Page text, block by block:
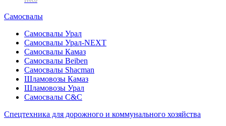
Самосвалы
Самосвалы Урал
Самосвалы Урал-NEXT
Самосвалы Камаз
Самосвалы Beiben
Самосвалы Shacman
Шламовозы Камаз
Шламовозы Урал
Самосвалы C&C
Спецтехника для дорожного и коммунального хозяйства